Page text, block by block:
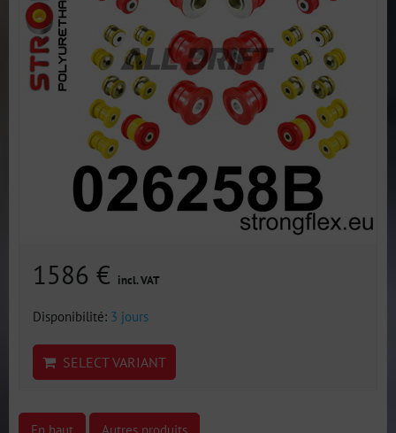
1586 € incl. VAT
Disponibilité: 3 jours
SELECT VARIANT
En haut Autres produits